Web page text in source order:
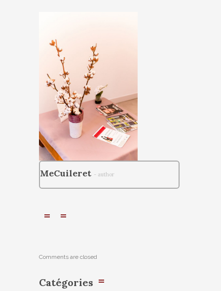
MeCuileret - author
Comments are closed
Catégories